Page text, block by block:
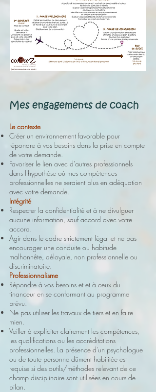
Le contexte
Créer un environnement favorable pour
répondre à vos besoins dans la prise en compte
de votre demande.
Favoriser le lien avec d'autres professionnels
dans l'hypothèse où mes compétences
professionnelles ne seraient plus en adéquation
avec votre demande.
Intégrité
Respecter la confidentialité et à ne divulguer
aucune information, sauf accord avec votre
accord.
Agir dans le cadre strictement légal et ne pas
encourager une conduite ou habitude
malhonnête, déloyale, non professionnelle ou
discriminatoire.
Professionnalisme
Répondre à vos besoins et et à ceux du
financeur en se conformant au programme
prévu.
Ne pas utiliser les travaux de tiers et en faire
mien.
Veiller à expliciter clairement les compétences,
les qualifications ou les accréditations
professionnelles. La présence d'un psychologue
ou de toute personne dûment habilitée est
requise si des outils/méthodes relevant de ce
champ disciplinaire sont utilisées en cours de
bilan.